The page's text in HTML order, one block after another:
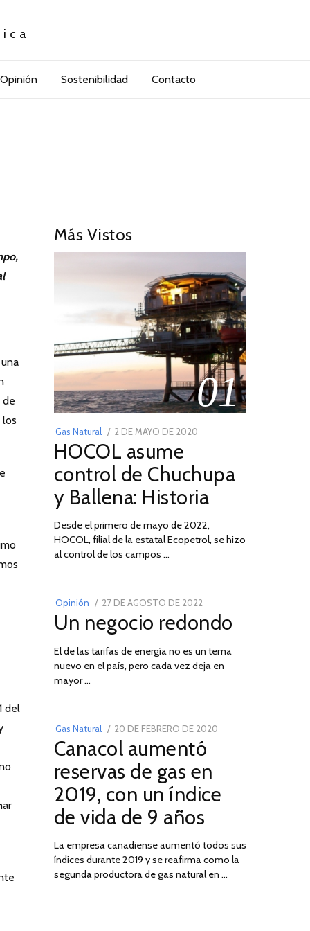
Opinión Sostenibilidad Contacto
de
los
del
Más Vistos
01
Gas Natural
POSTED
ON
2 DE MAYO DE 2020
DE
2026
HOCOL asume
control de Chuchupa
y Ballena: Historia
Desde el primero de mayo de 2022,
HOCOL, filial de la estatal Ecopetrol, se hizo
al control de los campos …
Opinión
POSTED
ON
27 DE AGOSTO DE 202230
DE
DE
2022
Un negocio redondo
El de las tarifas de energía no es un tema
nuevo en el país, pero cada vez deja en
mayor …
03
Gas Natural
POSTED
ON
20 DE FEBRERO DE 2020
2025
Canacol aumentó
reservas de gas en
2019, con un índice
de vida de 9 años
La empresa canadiense aumentó todos sus
índices durante 2019 y se reafirma como la
segunda productora de gas natural en …